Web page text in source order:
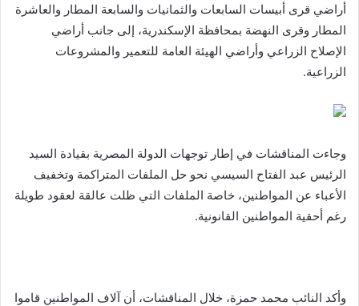
أراضي قرى أبيسات السابعات والثمانيات والسابعة المطار والعاشرة
المطار وقرى النهضة بمحافظة الإسكندرية، إلى جانب أراضي
الإصلاح الزراعي وأراضي الهيئة العامة للتعمير والمشروعات
الزراعية.
وجاءت المناقشات في إطار توجهات الدولة المصرية بقيادة السيد
الرئيس عبد الفتاح السيسي نحو حل الملفات المتراكمة وتخفيف
الأعباء عن المواطنين، خاصة الملفات التي ظلت عالقة لعقود طويلة
رغم أحقية المواطنين القانونية.
وأكد النائب محمد حمزة، خلال المناقشات، أن آلاف المواطنين قاموا